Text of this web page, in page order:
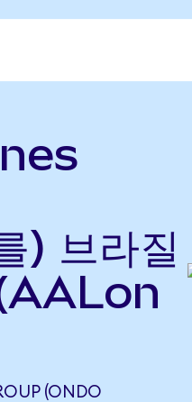
) 브라질
(ONDO